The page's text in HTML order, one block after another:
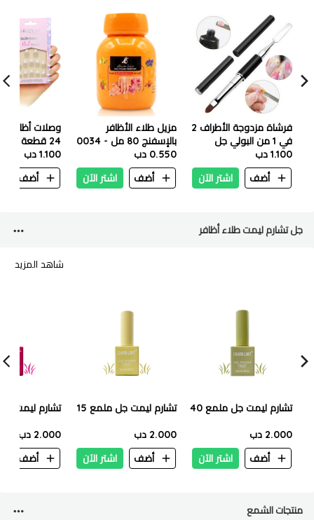
فرشاة مزدوجة الأطراف 2
في 1 من البولي جل
مصنوعة من الستانلس
ستيل مع مقبض بوشر
1.100 دب
أضف
اشتر الآن
مزيل طلاء الأظافر
بالإسفنج 80 مل - 0034
0.550 دب
أضف
اشتر الآن
وصلات أظافر
24 قطعة - F31
1.100 دب
أضف
جل تشارم ليمت طلاء أظافر
شاهد المزيد
تشارم ليمت جل ملمع 40
2.000 دب
أضف
اشتر الآن
تشارم ليمت جل ملمع 15
2.000 دب
أضف
اشتر الآن
تشارم ليمت جل
2.000 دب
أضف
منتجات الشمع